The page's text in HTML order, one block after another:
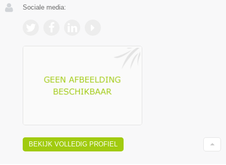
Sociale media:
BEKIJK VOLLEDIG PROFIEL